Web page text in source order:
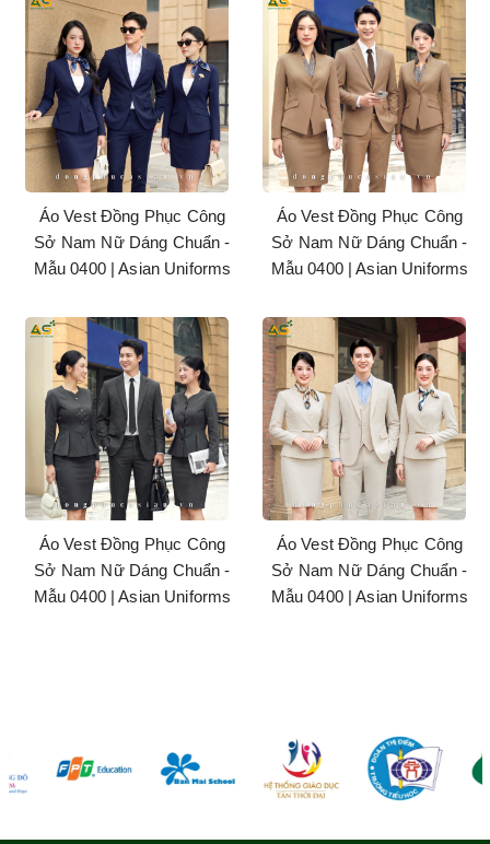
Áo Vest Đồng Phục Công
Sở Nam Nữ Dáng Chuẩn -
Mẫu 0400 | Asian Uniforms
Áo Vest Đồng Phục Công
Sở Nam Nữ Dáng Chuẩn -
Mẫu 0400 | Asian Uniforms
Áo Vest Đồng Phục Công
Sở Nam Nữ Dáng Chuẩn -
Mẫu 0400 | Asian Uniforms
Áo Vest Đồng Phục Công
Sở Nam Nữ Dáng Chuẩn -
Mẫu 0400 | Asian Uniforms